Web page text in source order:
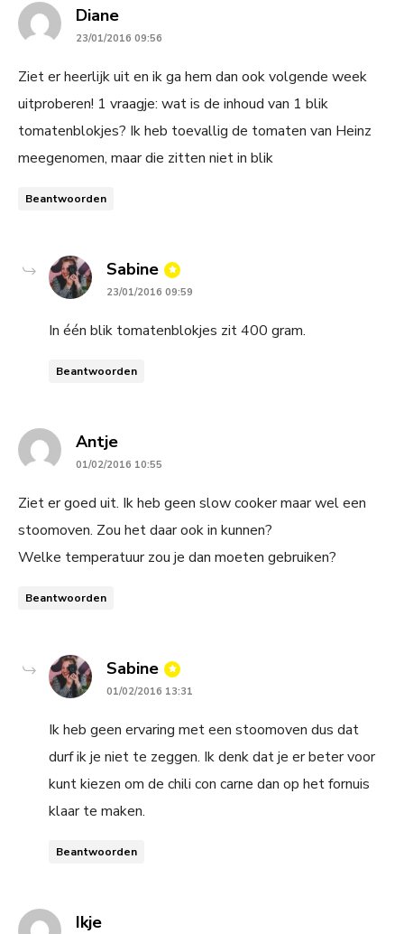
Dianesays:
23/01/2016 09:56
Ziet er heerlijk uit en ik ga hem dan ook volgende week
uitproberen! 1 vraagje: wat is de inhoud van 1 blik
tomatenblokjes? Ik heb toevallig de tomaten van Heinz
meegenomen, maar die zitten niet in blik
Beantwoorden
Sabine says:
23/01/2016 09:59
In één blik tomatenblokjes zit 400 gram.
Beantwoorden
Antjesays:
01/02/2016 10:55
Ziet er goed uit. Ik heb geen slow cooker maar wel een
stoomoven. Zou het daar ook in kunnen?
Welke temperatuur zou je dan moeten gebruiken?
Beantwoorden
Sabine says:
01/02/2016 13:31
Ik heb geen ervaring met een stoomoven dus dat
durf ik je niet te zeggen. Ik denk dat je er beter voor
kunt kiezen om de chili con carne dan op het fornuis
klaar te maken.
Beantwoorden
Ikjesays: